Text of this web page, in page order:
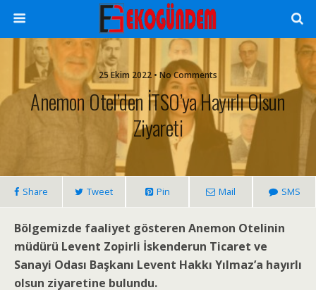
25 Ekim 2022 • No Comments
Anemon Otel’den İTSO’ya Hayırlı Olsun
Ziyareti
Share Tweet Pin Mail SMS
Bölgemizde faaliyet gösteren Anemon Otelinin
müdürü Levent Zopirli İskenderun Ticaret ve
Sanayi Odası Başkanı Levent Hakkı Yılmaz’a hayırlı
olsun ziyaretine bulundu.